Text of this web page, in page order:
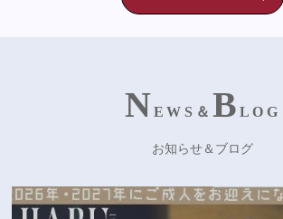
NEWS＆ BLOG
お知らせ＆ブログ